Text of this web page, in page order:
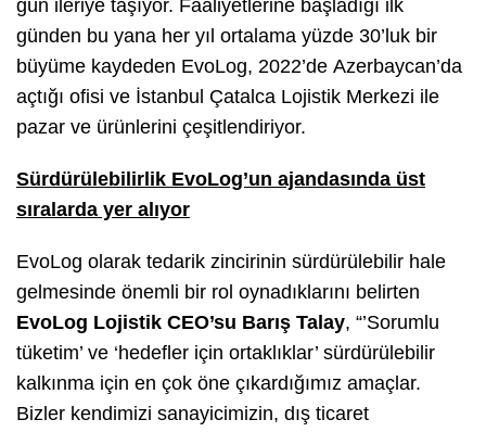
gün ileriye taşıyor. Faaliyetlerine başladığı ilk
günden bu yana her yıl ortalama yüzde 30’luk bir
büyüme kaydeden EvoLog, 2022’de Azerbaycan’da
açtığı ofisi ve İstanbul Çatalca Lojistik Merkezi ile
pazar ve ürünlerini çeşitlendiriyor.
Sürdürülebilirlik EvoLog’un ajandasında üst
sıralarda yer alıyor
EvoLog olarak tedarik zincirinin sürdürülebilir hale
gelmesinde önemli bir rol oynadıklarını belirten
EvoLog Lojistik CEO’su Barış Talay, “’Sorumlu
tüketim’ ve ‘hedefler için ortaklıklar’ sürdürülebilir
kalkınma için en çok öne çıkardığımız amaçlar.
Bizler kendimizi sanayicimizin, dış ticaret